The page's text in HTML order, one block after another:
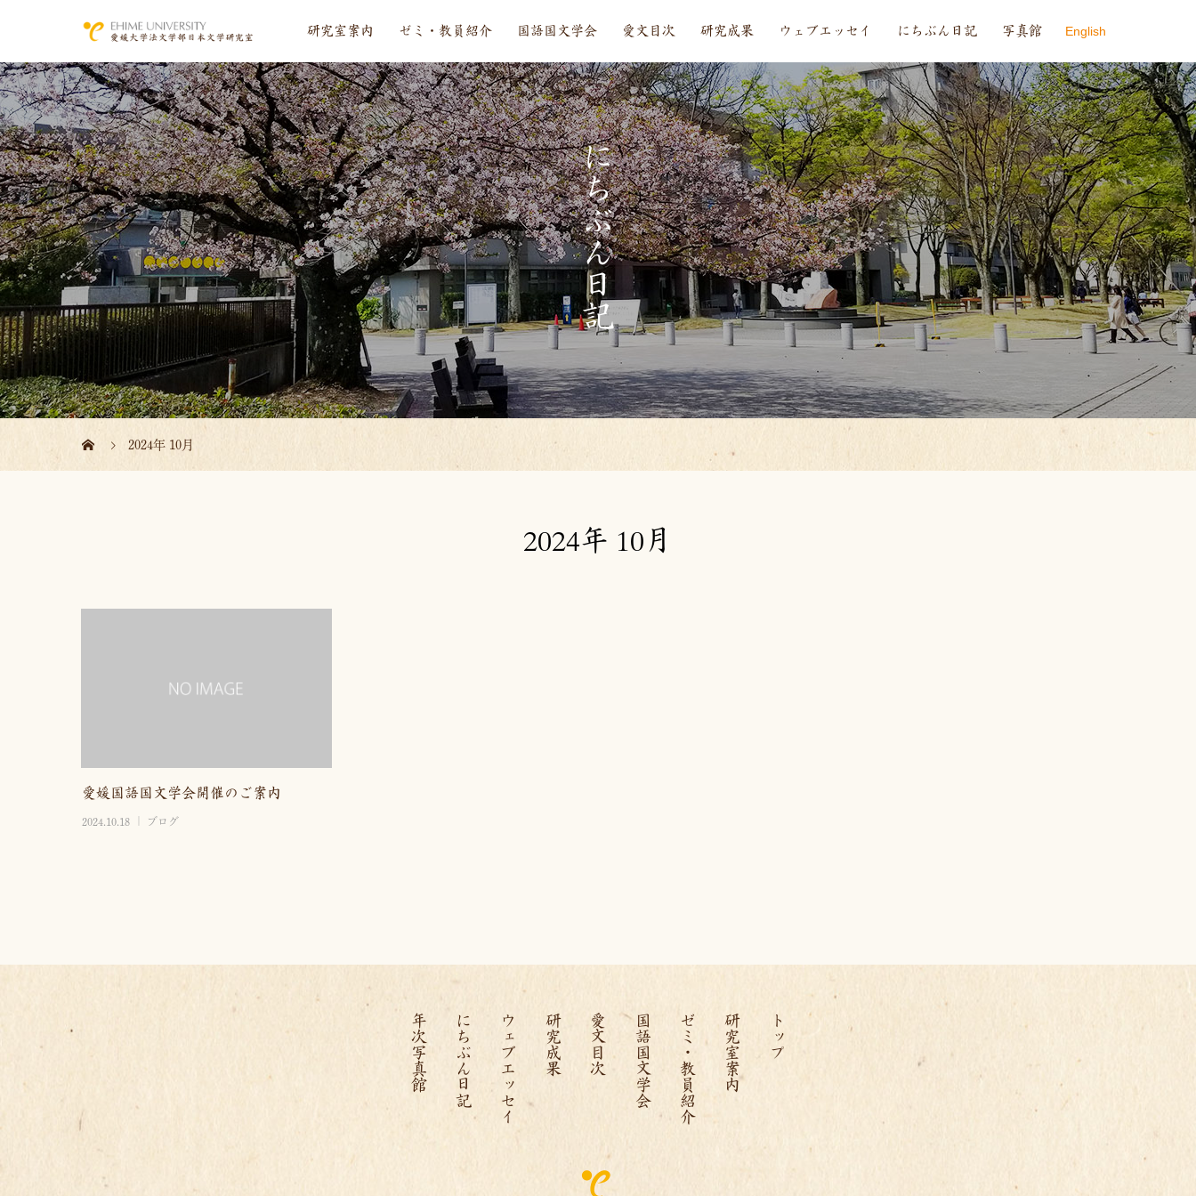
研究室案内 ゼミ・教員紹介 国語国文学会 愛文目次 研究成果 ウェブエッセイ にちぶん日記 写真館 English
Info
に
ち
ぶ
ん
日
記
2024年 10月
2024年 10月
愛媛国語国文学会開催のご案内
2024.10.18 ブログ
トップ
研究室案内
ゼミ・教員紹介
国語国文学会
愛文目次
研究成果
ウェブエッセイ
にちぶん日記
年次写真館